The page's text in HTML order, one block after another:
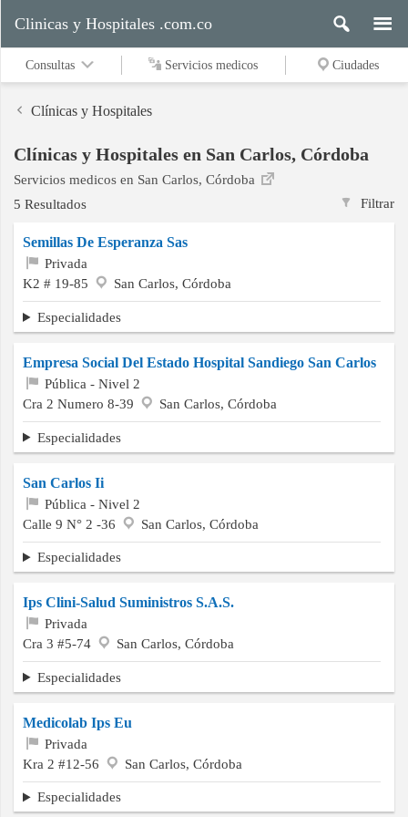
medicos
Ciudades
Buscar
Contacto
Clinicas y Hospitales .com.co
Consultas Servicios medicos Ciudades
Clínicas y Hospitales
Clínicas y Hospitales en San Carlos, Córdoba
Servicios medicos en San Carlos, Córdoba
Filtrar
5 Resultados
Semillas De Esperanza Sas
Privada
K2 # 19-85
San Carlos, Córdoba
Especialidades
Empresa Social Del Estado Hospital Sandiego San Carlos
Pública - Nivel 2
Cra 2 Numero 8-39
San Carlos, Córdoba
Especialidades
San Carlos Ii
Pública - Nivel 2
Calle 9 N° 2 -36
San Carlos, Córdoba
Especialidades
Ips Clini-Salud Suministros S.A.S.
Privada
Cra 3 #5-74
San Carlos, Córdoba
Especialidades
Medicolab Ips Eu
Privada
Kra 2 #12-56
San Carlos, Córdoba
Especialidades